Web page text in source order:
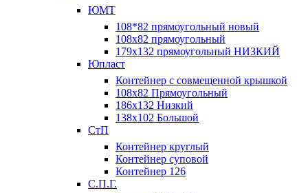
ЮМТ
108*82 прямоугольный новый
108х82 прямоугольный
179х132 прямоугольный НИЗКИЙ
Юпласт
Контейнер с совмещенной крышкой
108х82 Прямоугольный
186х132 Низкий
138х102 Большой
СтП
Контейнер круглый
Контейнер суповой
Контейнер 126
С.П.Г.